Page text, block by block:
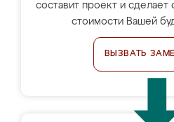
составит проект и сделает
стоимости Вашей
ВЫЗВАТЬ